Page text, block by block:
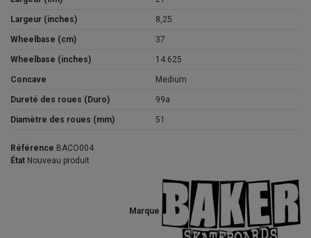
Largeur (inches) 8,25
Wheelbase (cm) 37
Wheelbase (inches) 14.625
Concave Medium
Dureté des roues (Duro) 99a
Diamètre des roues (mm) 51
Marque
Référence BACO004
État Nouveau produit